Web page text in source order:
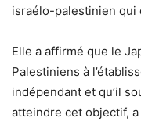
israélo-palestinien qui
Elle a affirmé que le
Palestiniens à
indépendant et qu’il
atteindre cet objectif,